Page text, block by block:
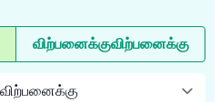
விற்பனைக்குவிற்பனைக்கு